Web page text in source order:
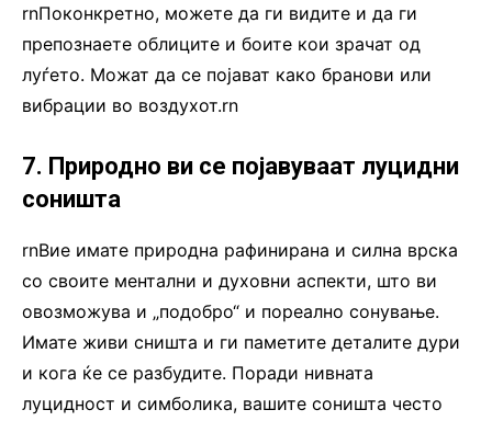
rnПоконкретно, можете да ги видите и да ги
препознаете облиците и боите кои зрачат од
луѓето. Можат да се појават како бранови или
вибрации во воздухот.rn
7. Природно ви се појавуваат луцидни
соништа
rnВие имате природна рафинирана и силна врска
со своите ментални и духовни аспекти, што ви
овозможува и „подобро“ и пореално сонување.
Имате живи сништа и ги паметите деталите дури
и кога ќе се разбудите. Поради нивната
луцидност и симболика, вашите соништа често